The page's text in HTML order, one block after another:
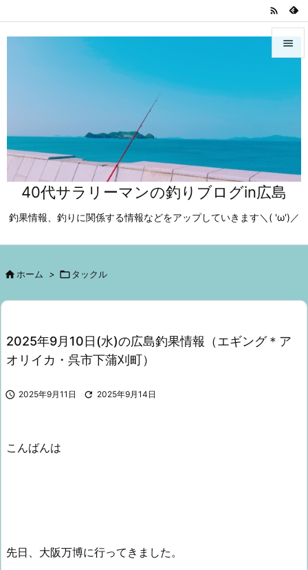
40代サラリーマンの釣りブログin広島
釣果情報、釣りに関係する情報などをアップしていきます＼( 'ω')／



次へ


 ホーム >  タックル
2025年9月10日(水)の広島釣果情報（エギング＊ア
オリイカ・呉市下蒲刈町）
 2025年9月11日  2025年9月14日
こんばんは
先日、大阪万博に行ってきました。